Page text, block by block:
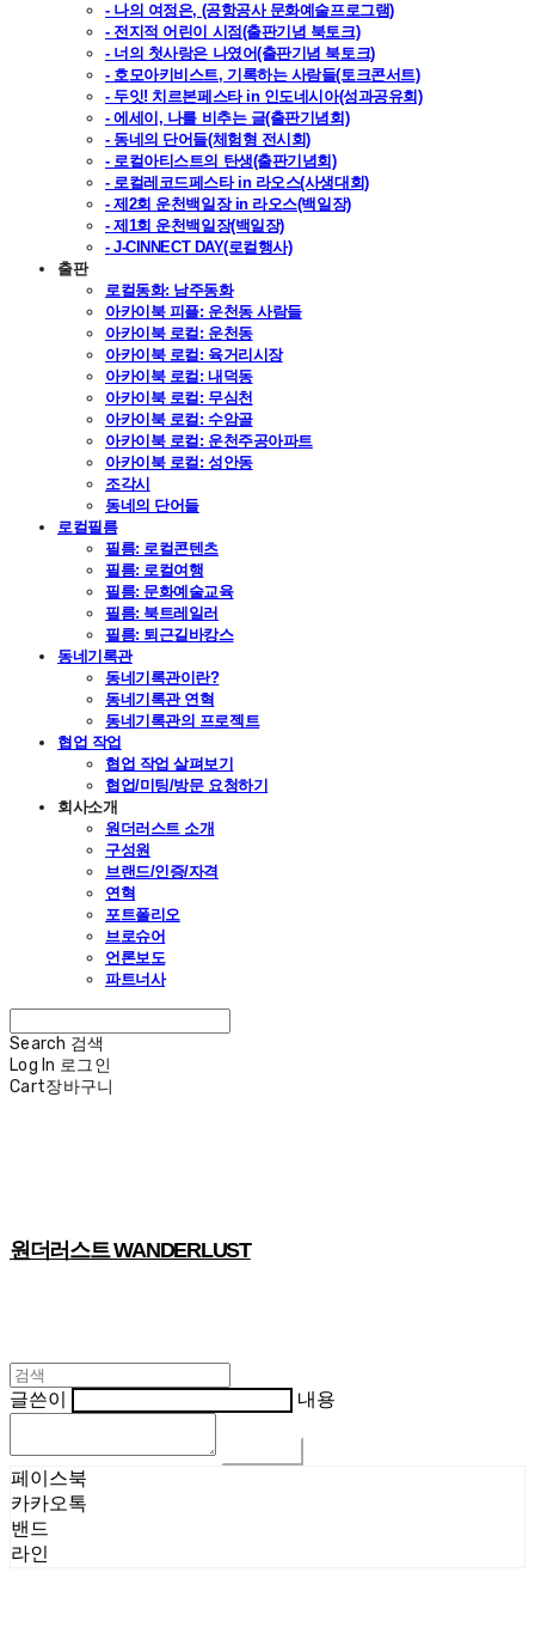
- 나의 여정은, (공항공사 문화예술프로그램)
- 전지적 어린이 시점(출판기념 북토크)
- 너의 첫사랑은 나였어(출판기념 북토크)
- 호모아키비스트, 기록하는 사람들(토크콘서트)
- 두잇! 치르본페스타 in 인도네시아(성과공유회)
- 에세이, 나를 비추는 글(출판기념회)
- 동네의 단어들(체험형 전시회)
- 로컬아티스트의 탄생(출판기념회)
- 로컬레코드페스타 in 라오스(사생대회)
- 제2회 운천백일장 in 라오스(백일장)
- 제1회 운천백일장(백일장)
- J-CINNECT DAY(로컬행사)
출판
로컬동화: 남주동화
아카이북 피플: 운천동 사람들
아카이북 로컬: 운천동
아카이북 로컬: 육거리시장
아카이북 로컬: 내덕동
아카이북 로컬: 무심천
아카이북 로컬: 수암골
아카이북 로컬: 운천주공아파트
아카이북 로컬: 성안동
조각시
동네의 단어들
로컬필름
필름: 로컬콘텐츠
필름: 로컬여행
필름: 문화예술교육
필름: 북트레일러
필름: 퇴근길바캉스
동네기록관
동네기록관이란?
동네기록관 연혁
동네기록관의 프로젝트
협업 작업
협업 작업 살펴보기
협업/미팅/방문 요청하기
회사소개
원더러스트 소개
구성원
브랜드/인증/자격
연혁
포트폴리오
브로슈어
언론보도
파트너사
Search 검색
Log In 로그인
Cart장바구니
원더러스트 WANDERLUST
글쓴이 내용
페이스북
카카오톡
밴드
라인